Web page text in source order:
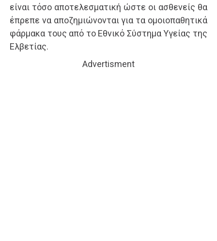
είναι τόσο αποτελεσματική ώστε οι ασθενείς θα
έπρεπε να αποζημιώνονται για τα ομοιοπαθητικά
φάρμακα τους από το Εθνικό Σύστημα Υγείας της
Ελβετίας.
Advertisment